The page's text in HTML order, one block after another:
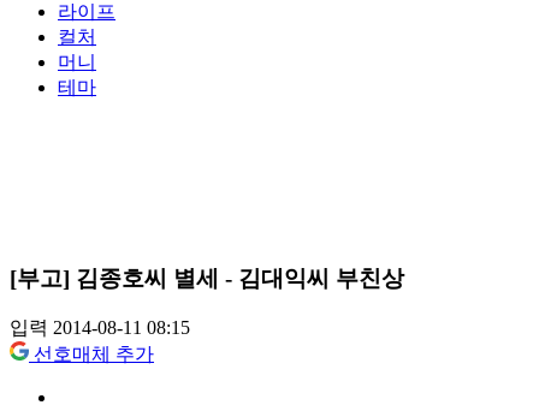
라이프
컬처
머니
테마
[부고] 김종호씨 별세 - 김대익씨 부친상
입력 2014-08-11 08:15
선호매체 추가